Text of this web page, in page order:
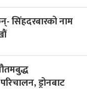
सिंहदरबारको नाम
ड्रोनबाट